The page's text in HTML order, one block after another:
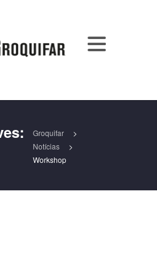
Groquifar
>
Notícias
>
Workshop